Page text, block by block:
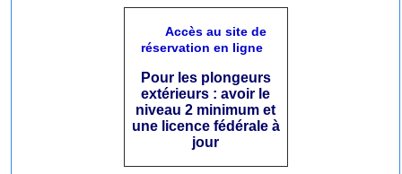
Accès au site de
réservation en ligne
Pour les plongeurs
extérieurs : avoir le
niveau 2 minimum et
une licence fédérale à
jour